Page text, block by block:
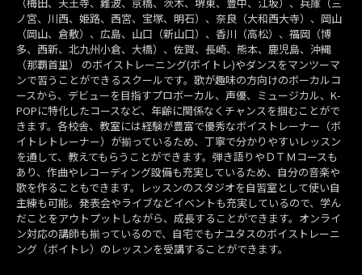
ノ宮、川西、姫路、西宮、宝塚、明石）、奈良（大和西大寺）、岡山
（岡山、倉敷）、広島、山口（新山口）、香川（高松）、福岡（博
多、西新、北九州小倉、大橋）、佐賀、長崎、熊本、鹿児島、沖縄
（那覇首里） のボイストレーニング(ボイトレ)やダンスをマンツーマ
ンで習うことができるスクールです。歌が趣味の方向けのボーカルコ
ースから、デビューを目指すプロボーカル、声優、ミュージカル、K-
POPに特化したコースなど、年齢に関係なくチャンスを掴むことがで
きます。各校舎、教室には経験が豊富で優秀なボイストレーナー（ボ
イトレトレーナー）が揃っているため、丁寧で分かりやすいレッスン
を通して、教えてもらうことができます。弾き語りやＤＴＭコースも
あり、作曲やレコーディング設備も充実しているため、自分の音楽や
歌を作ることもできます。レッスンのスタジオを自習室として使い自
主練も可能。発表会やライブなどイベントも充実しているので、学ん
だことをアウトプットしながら、成長することができます。オンライ
ン対応の講師も揃っているので、自宅でもナユタスのボイストレーニ
ング（ボイトレ）のレッスンを受講することができます。